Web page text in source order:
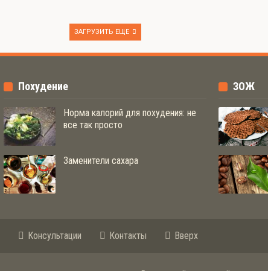
ЗАГРУЗИТЬ ЕЩЕ
Похудение
Норма калорий для похудения: не
все так просто
Заменители сахара
ЗОЖ
Консультации Контакты Вверх